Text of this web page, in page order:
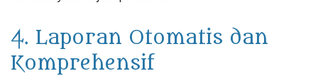
4. Laporan Otomatis dan
Komprehensif